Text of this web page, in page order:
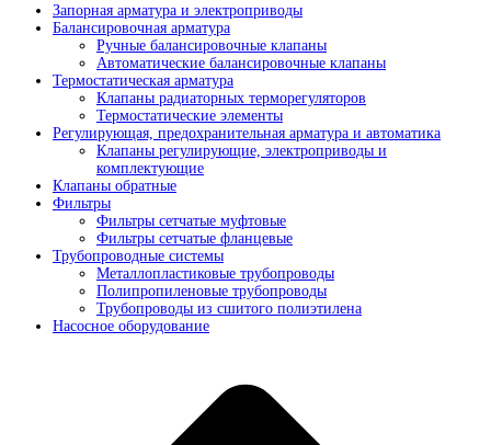
Запорная арматура и электроприводы
Балансировочная арматура
Ручные балансировочные клапаны
Автоматические балансировочные клапаны
Термостатическая арматура
Клапаны радиаторных терморегуляторов
Термостатические элементы
Регулирующая, предохранительная арматура и автоматика
Клапаны регулирующие, электроприводы и
комплектующие
Клапаны обратные
Фильтры
Фильтры сетчатые муфтовые
Фильтры сетчатые фланцевые
Трубопроводные системы
Металлопластиковые трубопроводы
Полипропиленовые трубопроводы
Трубопроводы из сшитого полиэтилена
Насосное оборудование